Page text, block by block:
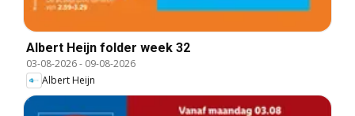
Albert Heijn folder week 32
03-08-2026- 09-08-2026
Albert Heijn